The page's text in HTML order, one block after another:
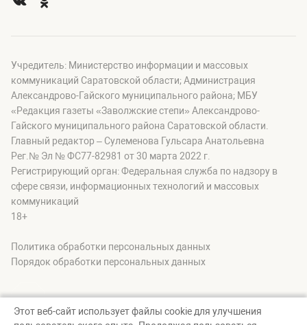
Учредитель: Министерство информации и массовых
коммуникаций Саратовской области; Администрация
Александрово-Гайского муниципального района; МБУ
«Редакция газеты «Заволжские степи» Александрово-
Гайского муниципального района Саратовской области.
Главный редактор – Сулеменова Гульсара Анатольевна
Рег.№ Эл № ФС77-82981 от 30 марта 2022 г.
Регистрирующий орган: Федеральная служба по надзору в
сфере связи, информационных технологий и массовых
коммуникаций
18+
Политика обработки персональных данных
Порядок обработки персональных данных
Этот веб-сайт использует файлы cookie для улучшения